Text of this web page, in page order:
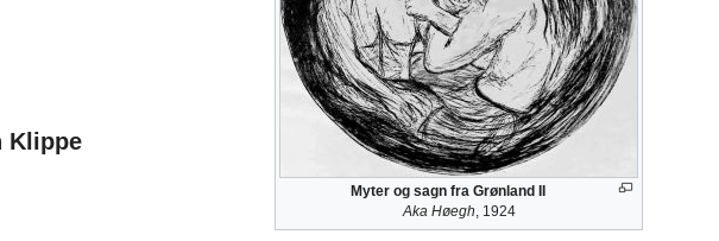
Myter og sagn fra Grønland II
Aka Høegh, 1924
Klippe